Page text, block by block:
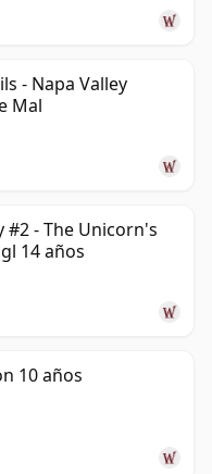
- Napa Valley
Mal
- The Unicorn's
14 años
10 años